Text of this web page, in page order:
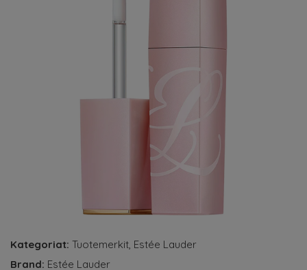
Kategoriat: Tuotemerkit, Estée Lauder
Brand: Estée Lauder